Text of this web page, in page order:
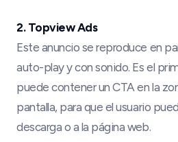
2. Topview Ads
Este anuncio se reproduce en
auto-play y con sonido. Es el
puede contener un CTA en la
pantalla, para que el usuario
descarga o a la página web.